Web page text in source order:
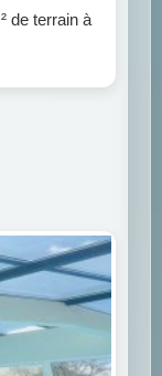
de terrain à